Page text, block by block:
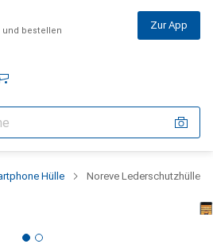
bestellen Zur App
Hülle Noreve Lederschutzhülle